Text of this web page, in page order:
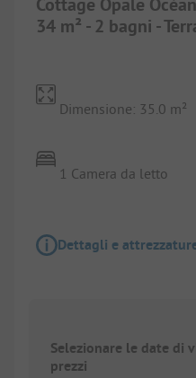
34 m² - 2 bagni -
Dimensione: 35.0 m²
1 Camera da letto
Dettagli e
Selezionare le date di
prezzi